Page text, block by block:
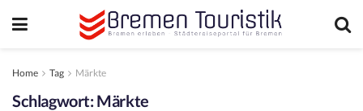
Home Tag Märkte
Schlagwort:Märkte